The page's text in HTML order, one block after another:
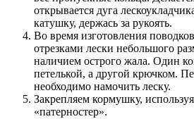
открывается дуга
катушку, держась за рукоять.
Во время изготовления
отрезками лески небольшого
наличием острого жала. Один
петелькой, а другой крючком.
необходимо намочить леску.
Закрепляем кормушку,
«патерностер».